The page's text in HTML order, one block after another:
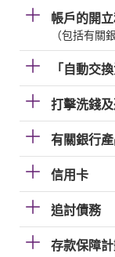
帳戶的開
（包括有關
「自動交
打擊洗錢
有關銀行
信用卡
追討債務
存款保障計